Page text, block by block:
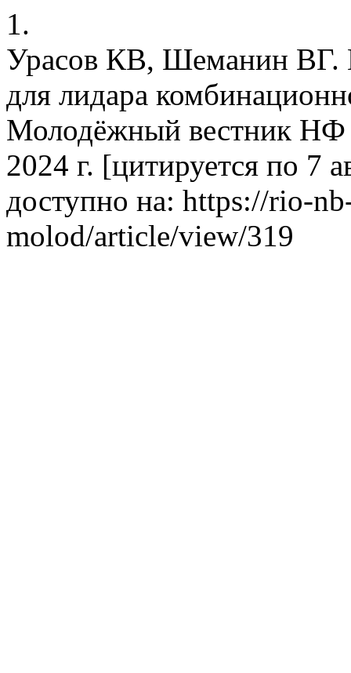
1.
Урасов КВ, Шеманин ВГ.
для лидара
Молодёжный вестник НФ
2024 г. [цитируется по 7
доступно на: https://rio-
molod/article/view/319